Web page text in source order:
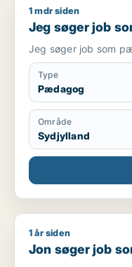
Jeg søger job som
1 mdr siden
Jeg søger job
Jeg søger job som
Type
Pædagog
Område
Sydjylland
Jon søger job som
1 år siden
Jon søger job